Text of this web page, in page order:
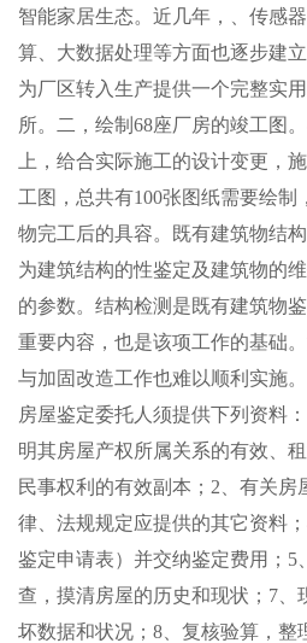
智能家居生态。近几年，、传感
算、大数据处理等方面也逐步
为厂区转入生产提供一个完整实
所。二，绘制68座厂房的竣工图
上，给合实际施工的设计变更，
工图，总共有100张图纸需要绘
物完工后的具容。既有建筑物结
为建筑结构的性鉴定及建筑物的
的参数。结构检测是既有建筑物
重要内容，也是该项工作的基础
与加固改造工作也难以顺利实施。
房屋鉴定委托人须提供下列资料
明其房屋产权所属关系的有效、
民事权利的有效副本；2、有关房
律、法规规定应提供的其它资料
鉴定申请表）并交纳鉴定费用；5
查，摸清房屋的历史和现状；7、
坏数据和状况；8、复核验算，整